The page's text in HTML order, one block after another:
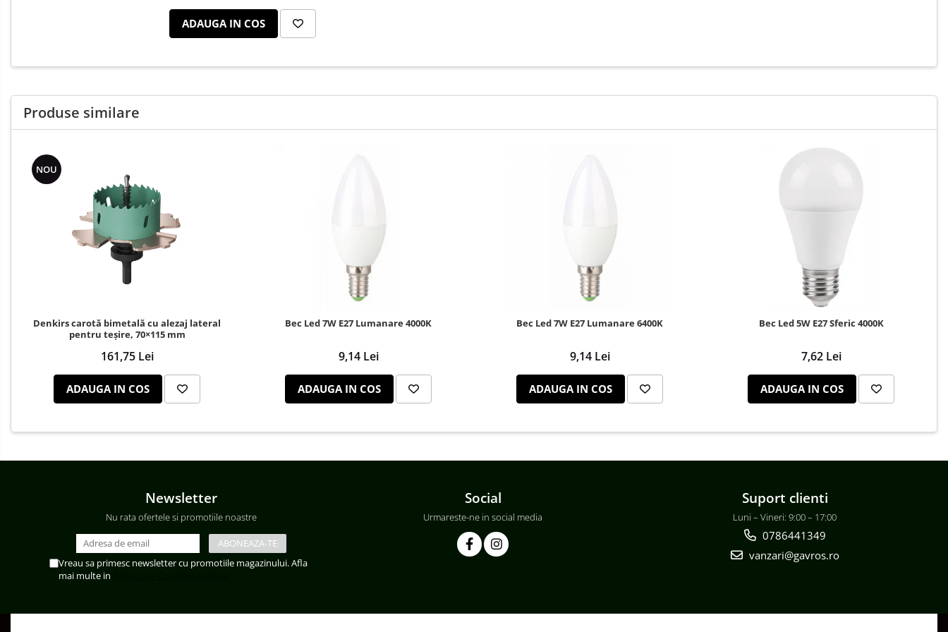
ADAUGA IN COS
Produse similare
NOU
Denkirs carotă bimetală cu alezaj lateral
pentru teșire, 70×115 mm
161,75 Lei
ADAUGA IN COS
Bec Led 7W E27 Lumanare 4000K
9,14 Lei
ADAUGA IN COS
Bec Led 7W E27 Lumanare 6400K
9,14 Lei
ADAUGA IN COS
Bec Led 5W E27 Sferic 4000K
7,62 Lei
ADAUGA IN COS
Newsletter
Nu rata ofertele si promotiile noastre
Vreau sa primesc newsletter cu promotiile magazinului. Afla
mai multe in
Social
Urmareste-ne in social media
Suport clienti
Luni – Vineri: 9:00 – 17:00
0786441349
vanzari@gavros.ro